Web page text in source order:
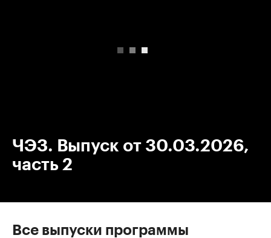
ЧЭЗ. Выпуск от 30.03.2026,
часть 2
Все выпуски программы